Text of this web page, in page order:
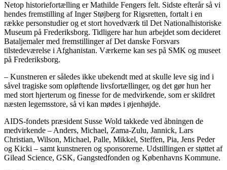
Netop historiefortælling er Mathilde Fengers felt. Sidste efterår så vi
hendes fremstilling af Inger Støjberg for Rigsretten, fortalt i en
række personstudier og et stort hovedværk til Det Nationalhistoriske
Museum på Frederiksborg. Tidligere har hun arbejdet som decideret
Bataljemaler med fremstillinger af Det danske Forsvars
tilstedeværelse i Afghanistan. Værkerne kan ses på SMK og museet
på Frederiksborg.
– Kunstneren er således ikke ubekendt med at skulle leve sig ind i
såvel tragiske som opløftende livsfortællinger, og det gør hun her
med stort hjerterum og finesse for de medvirkende, som er skildret
næsten legemsstore, så vi kan mødes i øjenhøjde.
AIDS-fondets præsident Susse Wold takkede ved åbningen de
medvirkende – Anders, Michael, Zama-Zulu, Jannick, Lars
Christian, Wilson, Michael, Palle, Mikkel, Steffen, Pia, Jens Peder
og Kicki – samt kunstneren og sponsorerne. Udstillingen er støttet af
Gilead Science, GSK, Gangstedfonden og Københavns Kommune.